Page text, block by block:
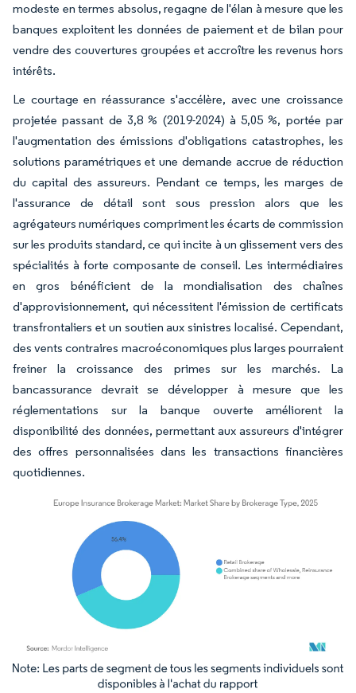
modeste en termes absolus, regagne de l'élan à mesure que les
banques exploitent les données de paiement et de bilan pour
vendre des couvertures groupées et accroître les revenus hors
intérêts.
Le courtage en réassurance s'accélère, avec une croissance
projetée passant de 3,8 % (2019-2024) à 5,05 %, portée par
l'augmentation des émissions d'obligations catastrophes, les
solutions paramétriques et une demande accrue de réduction
du capital des assureurs. Pendant ce temps, les marges de
l'assurance de détail sont sous pression alors que les
agrégateurs numériques compriment les écarts de commission
sur les produits standard, ce qui incite à un glissement vers des
spécialités à forte composante de conseil. Les intermédiaires
en gros bénéficient de la mondialisation des chaînes
d'approvisionnement, qui nécessitent l'émission de certificats
transfrontaliers et un soutien aux sinistres localisé. Cependant,
des vents contraires macroéconomiques plus larges pourraient
freiner la croissance des primes sur les marchés. La
bancassurance devrait se développer à mesure que les
réglementations sur la banque ouverte améliorent la
disponibilité des données, permettant aux assureurs d'intégrer
des offres personnalisées dans les transactions financières
quotidiennes.
Image © Mordor Intelligence. La réutilisation nécessite une attribution sous CC BY